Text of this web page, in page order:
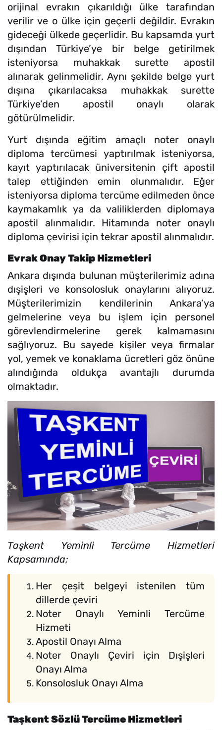
orijinal evrakın çıkarıldığı ülke tarafından
verilir ve o ülke için geçerli değildir. Evrakın
gideceği ülkede geçerlidir. Bu kapsamda yurt
dışından Türkiye’ye bir belge getirilmek
isteniyorsa muhakkak surette apostil
alınarak gelinmelidir. Aynı şekilde belge yurt
dışına çıkarılacaksa muhakkak surette
Türkiye’den apostil onaylı olarak
götürülmelidir.
Yurt dışında eğitim amaçlı noter onaylı
diploma tercümesi yaptırılmak isteniyorsa,
kayıt yaptırılacak üniversitenin çift apostil
talep ettiğinden emin olunmalıdır. Eğer
isteniyorsa diploma tercüme edilmeden önce
kaymakamlık ya da valiliklerden diplomaya
apostil alınmalıdır. Hitamında noter onaylı
diploma çevirisi için tekrar apostil alınmalıdır.
Evrak Onay Takip Hizmetleri
Ankara dışında bulunan müşterilerimiz adına
dışişleri ve konsolosluk onaylarını alıyoruz.
Müşterilerimizin kendilerinin Ankara’ya
gelmelerine veya bu işlem için personel
görevlendirmelerine gerek kalmamasını
sağlıyoruz. Bu sayede kişiler veya firmalar
yol, yemek ve konaklama ücretleri göz önüne
alındığında oldukça avantajlı durumda
olmaktadır.
Taşkent Yeminli Tercüme Hizmetleri
Kapsamında;
Her çeşit belgeyi istenilen tüm
dillerde çeviri
Noter Onaylı Yeminli Tercüme
Hizmeti
Apostil Onayı Alma
Noter Onaylı Çeviri için Dışişleri
Onayı Alma
Konsolosluk Onayı Alma
Taşkent Sözlü Tercüme Hizmetleri